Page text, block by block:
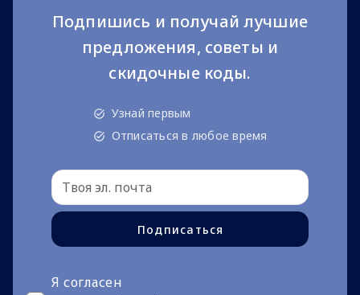
Подпишись и получай лучшие
предложения, советы и
скидочные коды.
Узнай первым
Отписаться в любое время
Подписаться
Я согласен